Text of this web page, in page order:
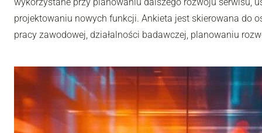
projektowaniu nowych funkcji. Ankieta jest skierowana do
pracy zawodowej, działalności badawczej, planowaniu